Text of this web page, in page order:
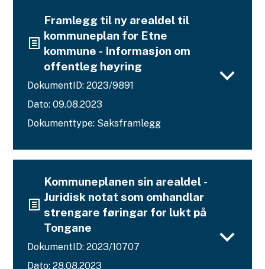
Framlegg til ny arealdel til
kommuneplan for Etne
kommune - Informasjon om
offentleg høyring
DokumentID: 2023/9891
Dato: 09.08.2023
Dokumenttype: Saksframlegg
Kommuneplanen sin arealdel -
Juridisk notat som omhandlar
strengare føringar for lukt på
Tongane
DokumentID: 2023/10707
Dato: 28.08.2023